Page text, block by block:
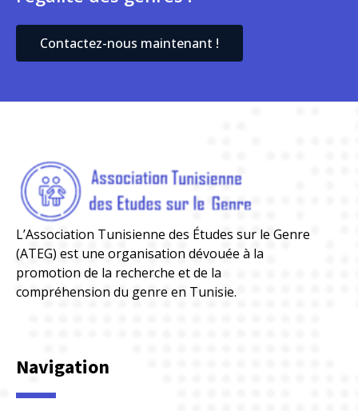
Contactez-nous maintenant !
L’Association Tunisienne des Études sur le Genre
(ATEG) est une organisation dévouée à la
promotion de la recherche et de la
compréhension du genre en Tunisie.
Navigation